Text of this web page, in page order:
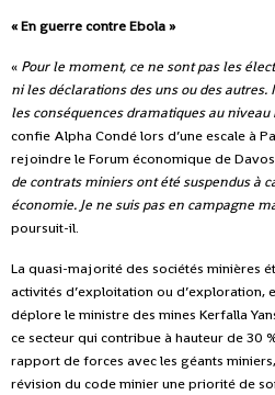
« En guerre contre Ebola »
« Pour le moment, ce ne sont pas les
ni les déclarations des uns ou des autres.
les conséquences dramatiques au
confie Alpha Condé lors d’une escale à
rejoindre le Forum économique de
de contrats miniers ont été suspendus à
économie. Je ne suis pas en campagne
poursuit-il.
La quasi-majorité des sociétés minières
activités d’exploitation ou d’exploration,
déplore le ministre des mines Kerfalla
ce secteur qui contribue à hauteur de 30
rapport de forces avec les géants
révision du code minier une priorité de